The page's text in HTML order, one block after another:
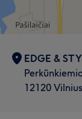
EDGE &
12120 Vilnius